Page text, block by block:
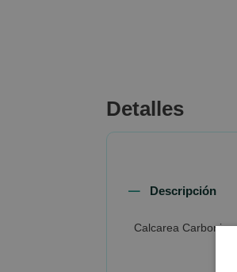
Detalles
Descripción
Calcarea Carbonica